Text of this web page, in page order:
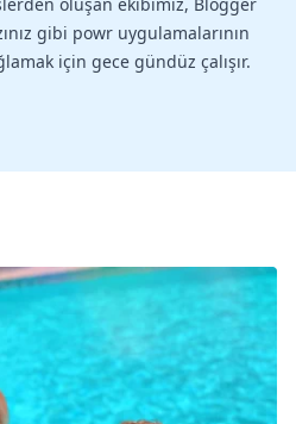
oluşan ekibimiz, Blogger
gibi powr uygulamalarının
için gece gündüz çalışır.